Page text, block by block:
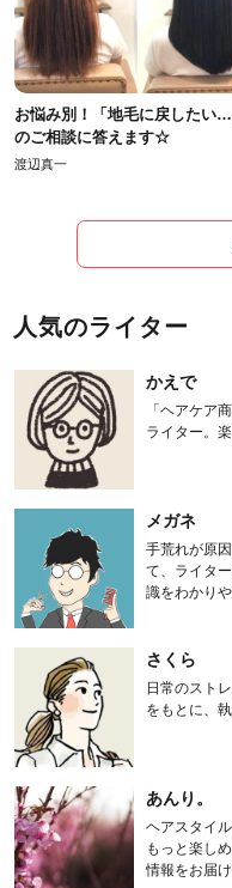
お悩み別！「地毛に戻したい…
のご相談に答えます☆
渡辺真一
人気のライター
かえで
「ヘアケア
ライター。
メガネ
手荒れが原
て、ライタ
識をわかり
さくら
日常のスト
をもとに、
あんり。
ヘアスタイ
もっと楽し
情報をお届